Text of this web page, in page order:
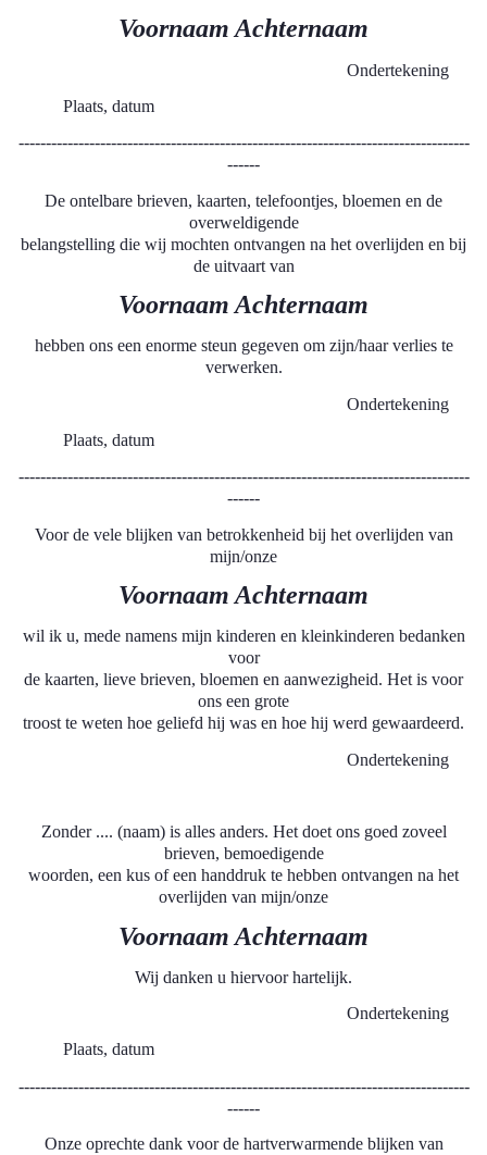
Voornaam Achternaam
Ondertekening
Plaats, datum
-----------------------------------------------------------------------------------
------
De ontelbare brieven, kaarten, telefoontjes, bloemen en de
overweldigende
belangstelling die wij mochten ontvangen na het overlijden en bij
de uitvaart van
Voornaam Achternaam
hebben ons een enorme steun gegeven om zijn/haar verlies te
verwerken.
Ondertekening
Plaats, datum
-----------------------------------------------------------------------------------
------
Voor de vele blijken van betrokkenheid bij het overlijden van
mijn/onze
Voornaam Achternaam
wil ik u, mede namens mijn kinderen en kleinkinderen bedanken
voor
de kaarten, lieve brieven, bloemen en aanwezigheid. Het is voor
ons een grote
troost te weten hoe geliefd hij was en hoe hij werd gewaardeerd.
Ondertekening
Zonder .... (naam) is alles anders. Het doet ons goed zoveel
brieven, bemoedigende
woorden, een kus of een handdruk te hebben ontvangen na het
overlijden van mijn/onze
Voornaam Achternaam
Wij danken u hiervoor hartelijk.
Ondertekening
Plaats, datum
-----------------------------------------------------------------------------------
------
Onze oprechte dank voor de hartverwarmende blijken van